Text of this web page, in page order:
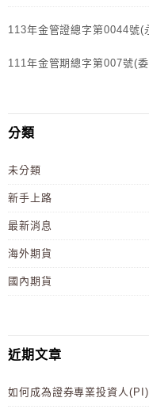
113年金管證總字第0044號(
111年金管期總字第007號(
分類
未分類
新手上路
最新消息
海外期貨
國內期貨
近期文章
如何成為證券專業投資人